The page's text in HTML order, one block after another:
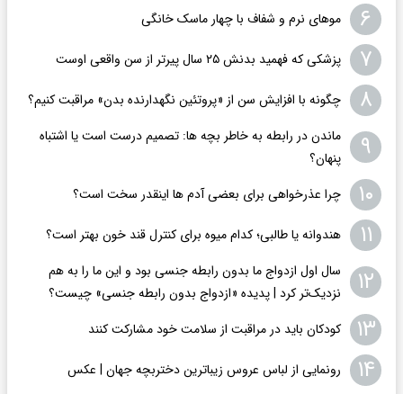
۶ موهای نرم و شفاف با چهار ماسک خانگی
۷ پزشکی که فهمید بدنش ۲۵ سال پیرتر از سن واقعی اوست
۸ چگونه با افزایش سن از «پروتئین نگهدارنده بدن» مراقبت کنیم؟
۹
ماندن در رابطه به خاطر بچه ها: تصمیم درست است یا اشتباه
پنهان؟
۱۰ چرا عذرخواهی برای بعضی آدم ها اینقدر سخت است؟
۱۱ هندوانه یا طالبی؛ کدام‌ میوه برای کنترل قند خون بهتر است؟
۱۲
سال اول ازدواج ما بدون رابطه جنسی بود و این ما را به هم
نزدیک‌تر کرد | پدیده «ازدواج بدون رابطه جنسی» چیست؟
۱۳ کودکان باید در مراقبت از سلامت خود مشارکت کنند
۱۴ رونمایی از لباس عروس زیباترین دختربچه جهان | عکس